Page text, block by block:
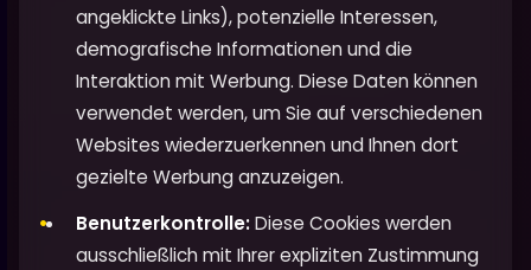
angeklickte Links), potenzielle Interessen,
demografische Informationen und die
Interaktion mit Werbung. Diese Daten können
verwendet werden, um Sie auf verschiedenen
Websites wiederzuerkennen und Ihnen dort
gezielte Werbung anzuzeigen.
Benutzerkontrolle:Diese Cookies werden
ausschließlich mit Ihrer expliziten Zustimmung